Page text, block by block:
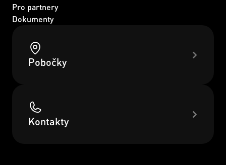
Pro partnery
Dokumenty
Pobočky
Kontakty